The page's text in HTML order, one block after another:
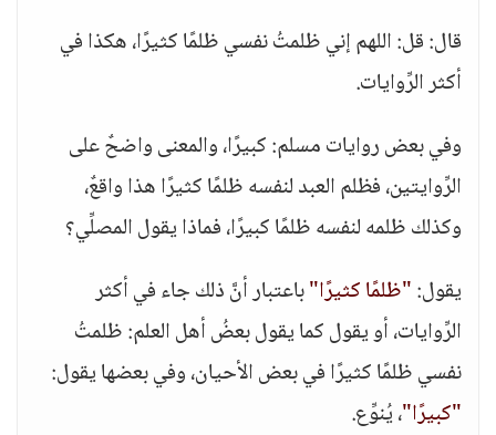
قال: قل: اللهم إني ظلمتُ نفسي ظلمًا كثيرًا، هكذا في
أكثر الرِّوايات.
وفي بعض روايات مسلم: كبيرًا، والمعنى واضحٌ على
الرِّوايتين، فظلم العبد لنفسه ظلمًا كثيرًا هذا واقعٌ،
وكذلك ظلمه لنفسه ظلمًا كبيرًا، فماذا يقول المصلِّي؟
يقول:"ظلمًا كثيرًا"باعتبار أنَّ ذلك جاء في أكثر
الرِّوايات، أو يقول كما يقول بعضُ أهل العلم: ظلمتُ
نفسي ظلمًا كثيرًا في بعض الأحيان، وفي بعضها يقول:
"كبيرًا"، يُنوِّع.